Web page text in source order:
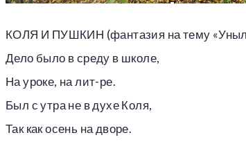
КОЛЯ И ПУШКИН (фантазия на тему
Дело было в среду в школе,
На уроке, на лит-ре.
Был с утра не в духе Коля,
Так как осень на дворе.